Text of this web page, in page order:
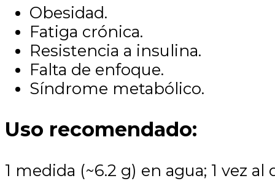
Obesidad.
Fatiga crónica.
Resistencia a insulina.
Falta de enfoque.
Síndrome metabólico.
Uso recomendado:
1 medida (~6.2 g) en agua; 1 vez al